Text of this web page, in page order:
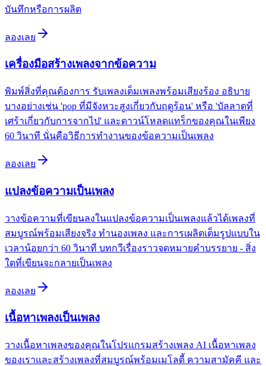
บันทึกหรือการผลิต
ลองเลย
เครื่องมือสร้างเพลงจากข้อความ
พิมพ์สิ่งที่คุณต้องการ รับเพลงเต็มเพลงพร้อมเสียงร้อง อธิบาย
บางอย่างเช่น 'pop ที่มีจังหวะสูงเกี่ยวกับฤดูร้อน' หรือ 'บัลลาดที่
เศร้าเกี่ยวกับการจากไป' และดาวน์โหลดแทร็กของคุณในเพียง
60 วินาที นั่นคือวิธีการทำงานของข้อความเป็นเพลง
ลองเลย
แปลงข้อความเป็นเพลง
วางข้อความที่เขียนลงในแปลงข้อความเป็นเพลงแล้วได้เพลงที่
สมบูรณ์พร้อมเสียงจริง ทำนองเพลง และการเผลิตเต็มรูปแบบใน
เวลาน้อยกว่า 60 วินาที บทกวีเรื่องราวจดหมายคำบรรยาย - สิ่ง
ใดที่เขียนจะกลายเป็นเพลง
ลองเลย
เนื้อหาเพลงเป็นเพลง
วางเนื้อหาเพลงของคุณในโปรแกรมสร้างเพลง AI เนื้อหาเพลง
ของเราและสร้างเพลงที่สมบูรณ์พร้อมเมโลดี้ ความสามัคคี และ